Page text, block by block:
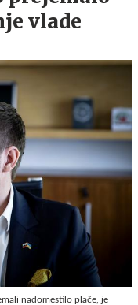
vlade
nadomestilo plače, je